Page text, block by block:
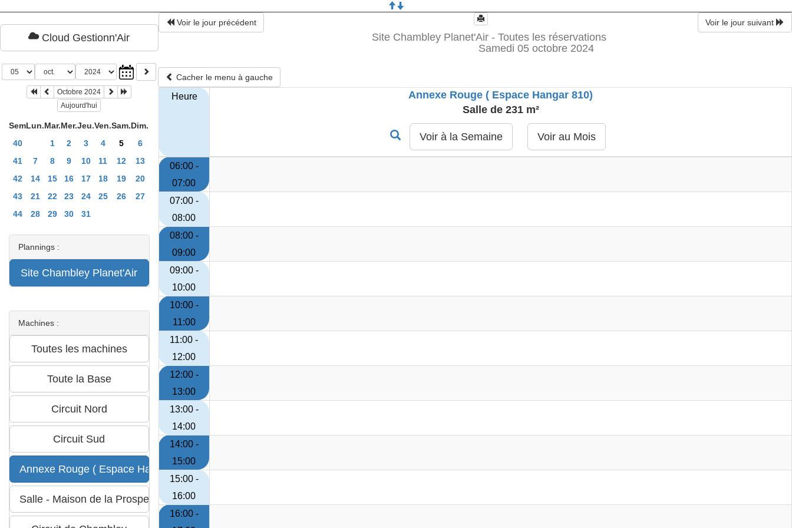
Cloud Gestionn'Air
Octobre 2024
Aujourd'hui
SemLun.Mar.Mer.Jeu.Ven.Sam.Dim.
40
1 2 3 4 5
6
41
7 8 9 10 11 12
13
42
14 15 16 17 18 19
20
43
21 22 23 24 25 26
27
44
28 29 30 31
Plannings :
Machines :
Heure
Annexe Rouge ( Espace Hangar 810)
Salle de 231 m²
Voir le jour précédent Voir le jour suivant
Cacher le menu à gauche
Site Chambley Planet'Air - Toutes les réservations
Samedi 05 octobre 2024
06:00 -
07:00
07:00 -
08:00
08:00 -
09:00
09:00 -
10:00
10:00 -
11:00
11:00 -
12:00
12:00 -
13:00
13:00 -
14:00
14:00 -
15:00
15:00 -
16:00
16:00 -